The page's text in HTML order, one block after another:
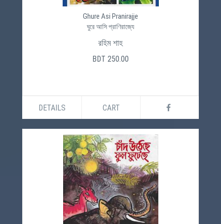
Ghure Asi Pranirajje
ঘুরে আসি প্রাণিরাজ্যে
রহিম শাহ
BDT 250.00
DETAILS CART